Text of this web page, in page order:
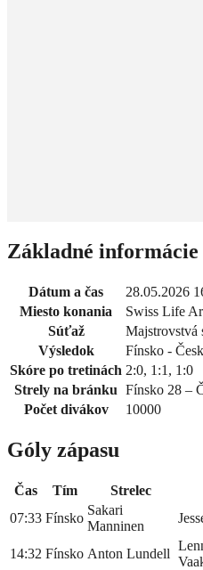
Základné informácie
Dátum a čas
28.05.2026
Miesto konania
Swiss Life
Súťaž
Majstrovstvá
Výsledok
Fínsko -
Skóre po tretinách 2:0, 1:1, 1:0
Strely na bránku Fínsko 28 –
Počet divákov
10000
Góly zápasu
Čas Tím Strelec
07:33 Fínsko
Sakari
Manninen
14:32 Fínsko Anton Lundell